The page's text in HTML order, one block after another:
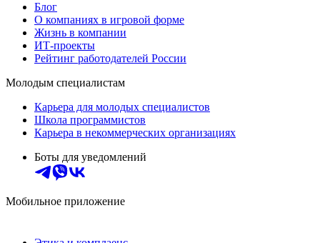
Блог
О компаниях в игровой форме
Жизнь в компании
ИТ-проекты
Рейтинг работодателей России
Молодым специалистам
Карьера для молодых специалистов
Школа программистов
Карьера в некоммерческих организациях
Боты для уведомлений
Мобильное приложение